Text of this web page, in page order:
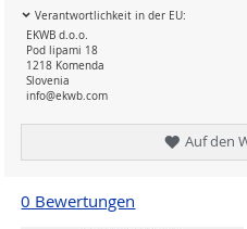
Verantwortlichkeit in der EU:
EKWB d.o.o.
Pod lipami 18
1218 Komenda
Slovenia
info@ekwb.com
Auf den
0 Bewertungen